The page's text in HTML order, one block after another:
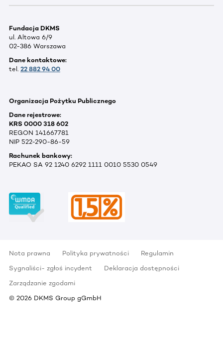
Fundacja DKMS
ul. Altowa 6/9
02-386 Warszawa
Dane kontaktowe:
tel. 22 882 94 00
Organizacja Pożytku Publicznego
Dane rejestrowe:
KRS 0000 318 602
REGON 141667781
NIP 522-290-86-59
Rachunek bankowy:
PEKAO SA 92 1240 6292 1111 0010 5530 0549
Nota prawna Polityka prywatności
Regulamin
Sygnaliści- zgłoś incydent
Deklaracja dostępności
Zarządzanie zgodami
© 2026 DKMS Group gGmbH